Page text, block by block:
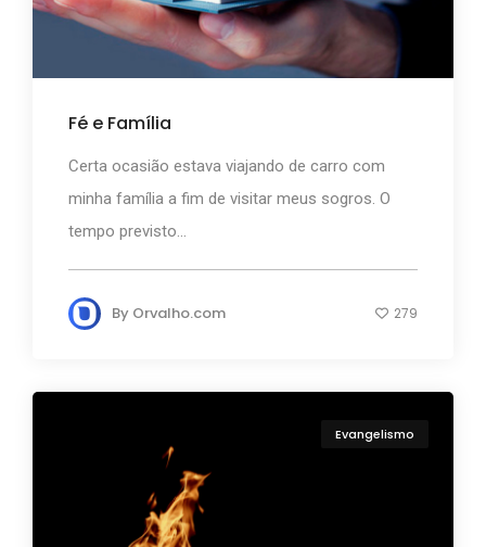
Fé e Família
Certa ocasião estava viajando de carro com
minha família a fim de visitar meus sogros. O
tempo previsto...
By Orvalho.com 279
Evangelismo